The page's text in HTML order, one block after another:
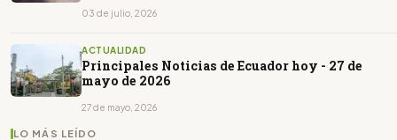
03 de julio, 2026
ACTUALIDAD
Principales Noticias de Ecuador hoy - 27 de
mayo de 2026
27 de mayo, 2026
LO MÁS LEÍDO